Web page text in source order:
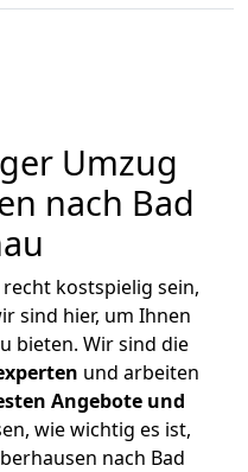
Umzug
nach Bad
kostspielig sein,
sind hier, um Ihnen
bieten. Wir sind die
und arbeiten
Angebote und
wie wichtig es ist,
nach Bad